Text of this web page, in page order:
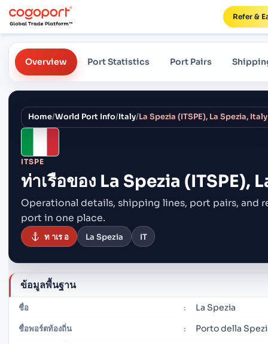
Refer &
Overview Port Statistics Port Pairs
Home/World Port Info/Italy/La Spezia (ITSPE), La Spezia, Italy
ITSPE
ท่าเรือของ La Spezia (ITSPE),
Operational details, shipping lines, port pairs, and
port in one place.
ท าเร อ La Spezia IT
ข้อมูลพื้นฐาน
ชื่อ : La Spezia
ชื่อพอร์ตท้องถิ่น : Porto della